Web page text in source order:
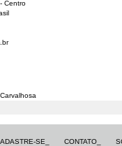
Centro
SE_ CONTATO_